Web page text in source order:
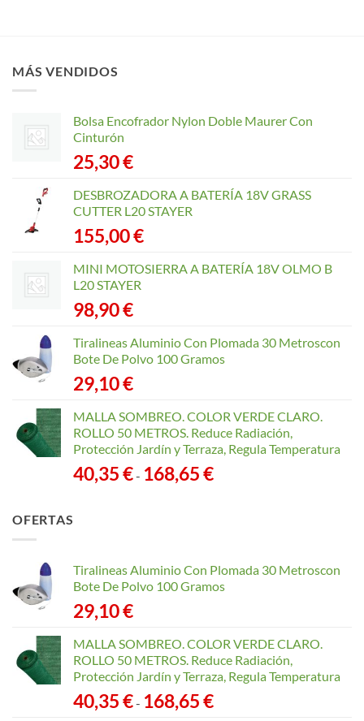
MÁS VENDIDOS
Bolsa Encofrador Nylon Doble Maurer Con
Cinturón
25,30€
DESBROZADORA A BATERÍA 18V GRASS
CUTTER L20 STAYER
155,00€
MINI MOTOSIERRA A BATERÍA 18V OLMO B
L20 STAYER
98,90€
Tiralineas Aluminio Con Plomada 30 Metroscon
Bote De Polvo 100 Gramos
29,10€
MALLA SOMBREO. COLOR VERDE CLARO.
ROLLO 50 METROS. Reduce Radiación,
Protección Jardín y Terraza, Regula Temperatura
40,35€- 168,65€Rango
168,65 €
OFERTAS
Tiralineas Aluminio Con Plomada 30 Metroscon
Bote De Polvo 100 Gramos
29,10€
MALLA SOMBREO. COLOR VERDE CLARO.
ROLLO 50 METROS. Reduce Radiación,
Protección Jardín y Terraza, Regula Temperatura
40,35€- 168,65€Rango